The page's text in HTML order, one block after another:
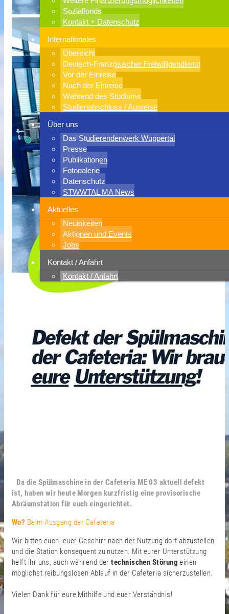
Sozialfonds
Kontakt + Datenschutz
Internationales
Übersicht
Deutsch-Französischer Freiwilligendienst
Vor der Einreise
Nach der Einreise
Während des Studiums
Studienabschluss / Ausreise
Über uns
Das Studierendenwerk Wuppertal
Presse
Publikationen
Fotogalerie
Datenschutz
STWWTAL MA News
Aktuelles
Neuigkeiten
Aktionen und Events
Jobs
Kontakt / Anfahrt
Kontakt / Anfahrt
Da die Spülmaschine in der Cafeteria ME 03 aktuell defekt
ist, haben wir heute Morgen kurzfristig eine provisorische
Abräumstation für euch eingerichtet.
Wo? Beim Ausgang der Cafeteria
Wir bitten euch, euer Geschirr nach der Nutzung dort abzustellen
und die Station konsequent zu nutzen. Mit eurer Unterstützung
helft ihr uns, auch während dertechnischen Störung einen
möglichst reibungslosen Ablauf in der Cafeteria sicherzustellen.
Vielen Dank für eure Mithilfe und euer Verständnis!